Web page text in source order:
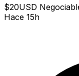
$20USD
Hace 15h